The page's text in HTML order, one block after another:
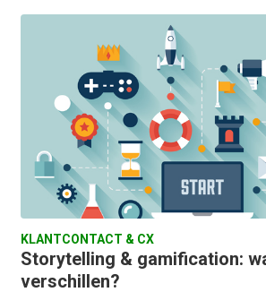
KLANTCONTACT & CX
Storytelling & gamification:
verschillen?